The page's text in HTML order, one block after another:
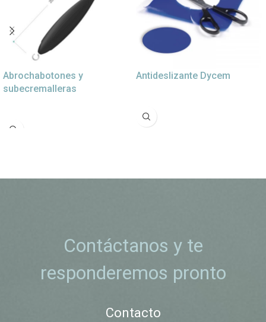
Abrochabotones y
subecremalleras
Antideslizante Dycem
Contáctanos y te
responderemos pronto
Contacto